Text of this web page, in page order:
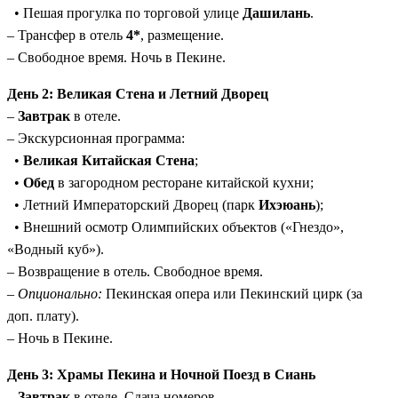
достопримечательности (Великая Стена, Гугун,
Терракотовая армия и др.) уже оплачены.
Гастрономический опыт:Питание по программе,
Высокий уровень отелей:
отелях 4* по всему маршруту (Пекин, Сиань, Лоян,
Вода в пути:
2 бутылки воды на человека ежедневно во
время экскурсий.
Передвижение между городами на скоростных поездах
позволит вам ощутить комфорт и технологичность
современного Китая, сохраняя время для длительных
экскурсий.
• Пешая прогулка по торговой улице Дашилань.
– Трансфер в отель 4*, размещение.
– Свободное время. Ночь в Пекине.
День 2: Великая Стена и Летний Дворец
– Завтрак в отеле.
– Экскурсионная программа:
• Великая Китайская Стена;
• Обед в загородном ресторане китайской кухни;
• Летний Императорский Дворец (парк Ихэюань);
• Внешний осмотр Олимпийских объектов («Гнездо»,
«Водный куб»).
– Возвращение в отель. Свободное время.
– Опционально: Пекинская опера или Пекинский цирк (за
доп. плату).
– Ночь в Пекине.
День 3: Храмы Пекина и Ночной Поезд в Сиань